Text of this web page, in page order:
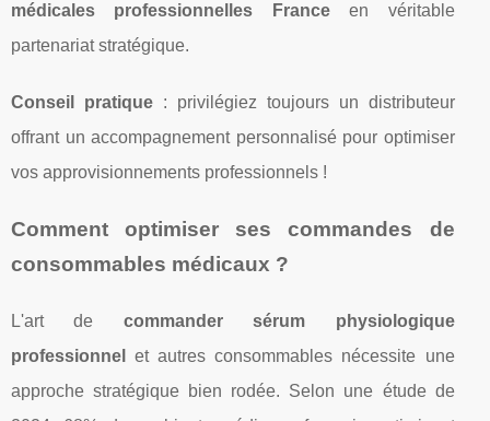
médicales professionnelles Franceen véritable
partenariat stratégique.
Conseil pratique: privilégiez toujours un distributeur
offrant un accompagnement personnalisé pour optimiser
vos approvisionnements professionnels !
Comment optimiser ses commandes de
consommables médicaux ?
L'art de commander sérum physiologique
professionnel
et autres consommables nécessite une
approche stratégique bien rodée. Selon une étude de